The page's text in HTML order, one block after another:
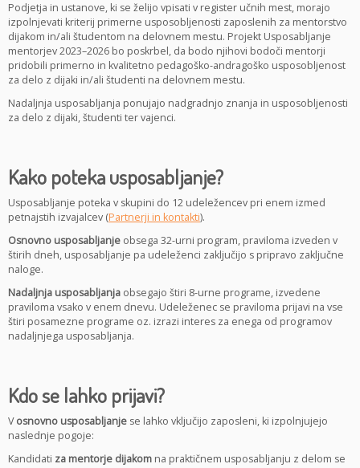
Podjetja in ustanove, ki se želijo vpisati v register učnih mest, morajo
izpolnjevati kriterij primerne usposobljenosti zaposlenih za mentorstvo
dijakom in/ali študentom na delovnem mestu. Projekt Usposabljanje
mentorjev 2023–2026 bo poskrbel, da bodo njihovi bodoči mentorji
pridobili primerno in kvalitetno pedagoško-andragoško usposobljenost
za delo z dijaki in/ali študenti na delovnem mestu.
Nadaljnja usposabljanja ponujajo nadgradnjo znanja in usposobljenosti
za delo z dijaki, študenti ter vajenci.
Kako poteka usposabljanje?
Usposabljanje poteka v skupini do 12 udeležencev pri enem izmed
petnajstih izvajalcev (Partnerji in kontakti).
Osnovno usposabljanje obsega 32-urni program, praviloma izveden v
štirih dneh, usposabljanje pa udeleženci zaključijo s pripravo zaključne
naloge.
Nadaljnja usposabljanja obsegajo štiri 8-urne programe, izvedene
praviloma vsako v enem dnevu. Udeleženec se praviloma prijavi na vse
štiri posamezne programe oz. izrazi interes za enega od programov
nadaljnjega usposabljanja.
Kdo se lahko prijavi?
Vosnovno usposabljanje se lahko vključijo zaposleni, ki izpolnjujejo
naslednje pogoje:
Kandidati za mentorje dijakom na praktičnem usposabljanju z delom se